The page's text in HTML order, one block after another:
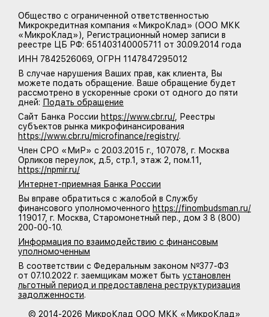
Общество с ограниченной ответственностью
Микрокредитная компания «МикроКлад» (ООО МКК
«МикроКлад»), Регистрационный номер записи в
реестре ЦБ РФ: 651403140005711 от 30.09.2014 года
ИНН 7842526069, ОГРН 1147847295012
В случае нарушения Ваших прав, как клиента, Вы
можете подать обращение. Ваше обращение будет
рассмотрено в ускоренные сроки от одного до пяти
дней: Подать обращение
Сайт Банка России https://www.cbr.ru/, Реестры
субъектов рынка микрофинансирования
https://www.cbr.ru/microfinance/registry/.
Член СРО «МиР» с 20.03.2015 г., 107078, г. Москва
Орликов переулок, д.5, стр.1, этаж 2, пом.11,
https://npmir.ru/
Интернет-приемная Банка России
Вы вправе обратиться с жалобой в Службу
финансового уполномоченного https://finombudsman.ru/
119017, г. Москва, Старомонетный пер., дом 3 8 (800)
200-00-10.
Информация по взаимодействию с финансовым
уполномоченным
В соответствии с Федеральным законом №377-ФЗ
от 07.10.2022 г. заемщикам может быть установлен
льготный период и предоставлена реструктуризация
задолженности.
© 2014-2026 МикроКлад ООО МКК «МикроКлад»